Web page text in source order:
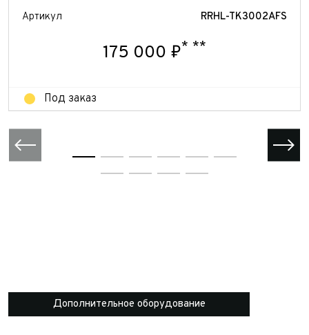
Артикул RRHL-TK3002AFS
175 000 ₽* **
Под заказ
Дополнительное оборудование